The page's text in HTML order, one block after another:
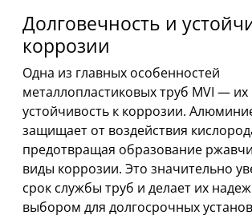
Долговечность и
коррозии
Одна из главных особенностей
металлопластиковых труб MVI — их
устойчивость к коррозии.
защищает от воздействия
предотвращая образование
виды коррозии. Это значительно
срок службы труб и делает их
выбором для долгосрочных